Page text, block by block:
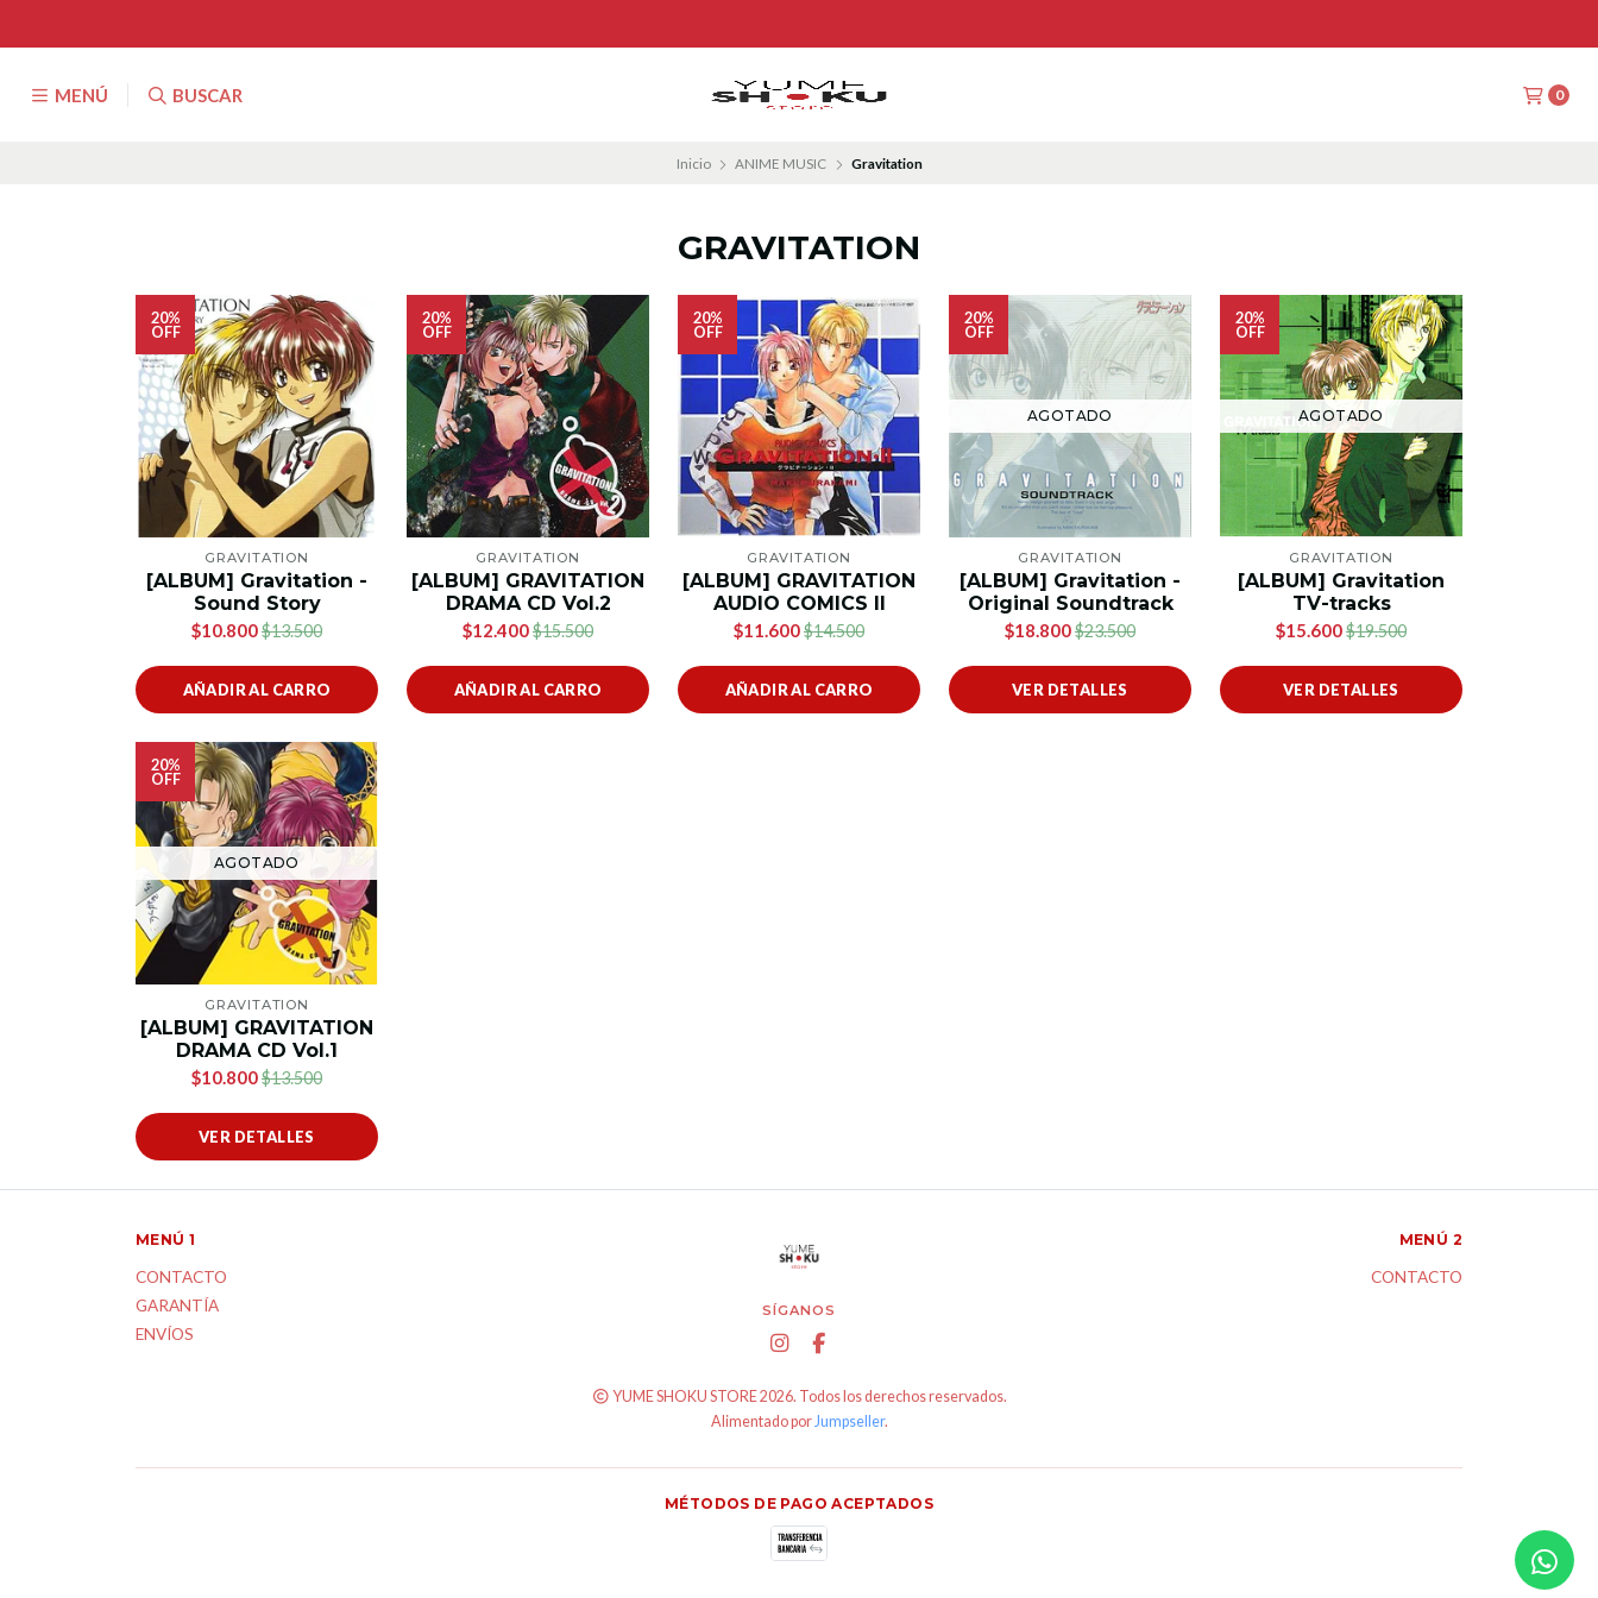
MENÚ BUSCAR 0
Inicio ANIME MUSIC Gravitation
GRAVITATION
20%
OFF
GRAVITATION
[ALBUM] Gravitation -
Sound Story
$10.800$13.500
AÑADIR AL CARRO
20%
OFF
GRAVITATION
[ALBUM] GRAVITATION
DRAMA CD Vol.2
$12.400$15.500
AÑADIR AL CARRO
20%
OFF
GRAVITATION
[ALBUM] GRAVITATION
AUDIO COMICS II
$11.600$14.500
AÑADIR AL CARRO
20%
OFF
AGOTADO
GRAVITATION
[ALBUM] Gravitation -
Original Soundtrack
$18.800$23.500
VER DETALLES
20%
OFF
AGOTADO
GRAVITATION
[ALBUM] Gravitation
TV-tracks
$15.600$19.500
VER DETALLES
20%
OFF
AGOTADO
GRAVITATION
[ALBUM] GRAVITATION
DRAMA CD Vol.1
$10.800$13.500
VER DETALLES
SÍGANOS
YUME SHOKU STORE 2026. Todos los derechos reservados.
Alimentado porJumpseller.
MENÚ 1
CONTACTO
GARANTÍA
ENVÍOS
MENÚ 2
CONTACTO
MÉTODOS DE PAGO ACEPTADOS